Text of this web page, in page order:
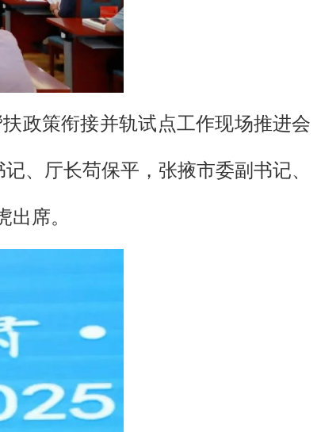
政策衔接并轨试点工作现场推进会
、厅长苟保平，张掖市委副书记、
席。